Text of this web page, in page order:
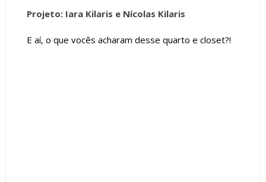
Projeto: Iara Kilaris e Nícolas Kilaris
E aí, o que vocês acharam desse quarto e closet?!